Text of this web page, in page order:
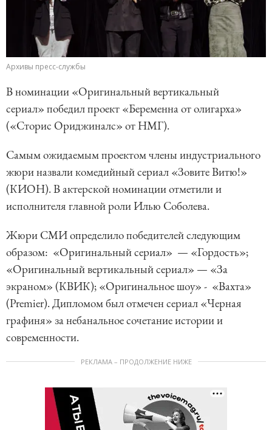
Архивы пресс-службы
В номинации «Оригинальный вертикальный
сериал» победил проект «Беременна от олигарха»
(«Сторис Ориджиналс» от НМГ).
Самым ожидаемым проектом члены индустриального
жюри назвали комедийный сериал «Зовите Витю!»
(КИОН). В актерской номинации отметили и
исполнителя главной роли Илью Соболева.
Жюри СМИ определило победителей следующим
образом: «Оригинальный сериал» — «Гордость»;
«Оригинальный вертикальный сериал» — «За
экраном» (КВИК); «Оригинальное шоу» - «Вахта»
(Premier). Дипломом был отмечен сериал «Черная
графиня» за небанальное сочетание истории и
современности.
РЕКЛАМА – ПРОДОЛЖЕНИЕ НИЖЕ